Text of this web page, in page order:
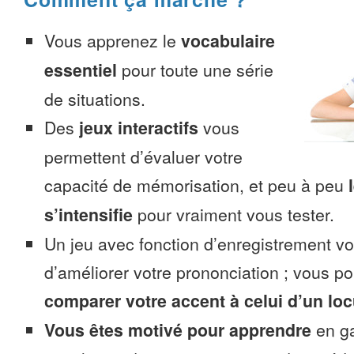
Vous apprenez le vocabulaire
essentiel pour toute une série
de situations.
Des jeux interactifs vous
permettent d’évaluer votre
capacité de mémorisation, et peu à peu
s’intensifie pour vraiment vous tester.
Un jeu avec fonction d’enregistrement
d’améliorer votre prononciation ; vous
comparer votre accent à celui d’un
Vous êtes motivé pour apprendre en